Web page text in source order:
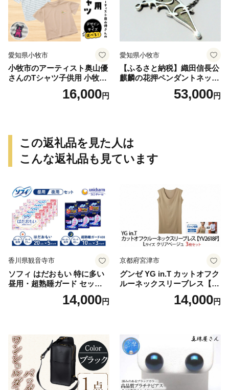
愛知県小牧市
小牧市のアーティスト奥山優
さんのTシャツ子供用 小牧市
16,000円
愛知県小牧市
【ふるさと納税】織田信長公
麒麟の花押ペンダントネック
53,000円
この返礼品を見た人は
こんな返礼品も見ています
香川県観音寺市
ソフィ はだおもい 特に多い
昼用・超熟睡ガード セット
羽付き ナプキン 生理用品 サ
ニタリー ユニ・チャーム
14,000円
京都府宮津市
グンゼ YG in.T カットオフク
ルーネックスリーブレス【Y
V2618P】Lサイズ クリアベ
ージュ3枚セット [№5716-04
14,000円